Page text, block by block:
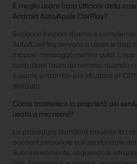
È meglio usare l’app ufficiale della
Android Auto/Apple CarPlay?
Svolgono funzioni diverse e
Auto/CarPlay servono a usare le app
mappe, messaggi) mentre guidi.
controllare l’auto da remoto, quando
è usarle entrambe per sfruttare al
dell’auto.
Come trasferisco la proprietà dei
usata a mio nome?
La procedura standard prevede la
account personale sull’app/portale
Successivamente, seguendo le